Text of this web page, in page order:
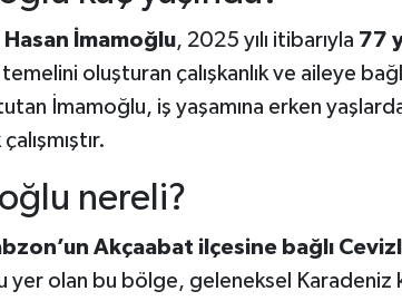
İmamoğlu, 2025 yılı itibarıyla 77
oluşturan çalışkanlık ve aileye
İmamoğlu, iş yaşamına erken
nereli?
Akçaabat ilçesine bağlı
olan bu bölge, geleneksel Karadeniz